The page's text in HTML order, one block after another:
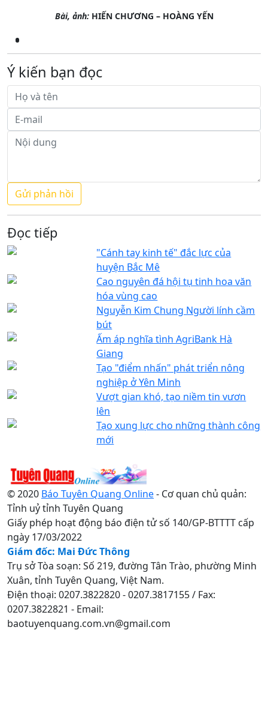
Bài, ảnh:HIẾN CHƯƠNG – HOÀNG YẾN
Ý kiến bạn đọc
Đọc tiếp
"Cánh tay kinh tế" đắc lực của
huyện Bắc Mê
Cao nguyên đá hội tụ tinh hoa văn
hóa vùng cao
Nguyễn Kim Chung Người lính cầm
bút
Ấm áp nghĩa tình AgriBank Hà
Giang
Tạo "điểm nhấn" phát triển nông
nghiệp ở Yên Minh
Vượt gian khó, tạo niềm tin vươn
lên
Tạo xung lực cho những thành công
mới
© 2020 Báo Tuyên Quang Online- Cơ quan chủ quản:
Tỉnh uỷ tỉnh Tuyên Quang
Giấy phép hoạt động báo điện tử số 140/GP-BTTTT cấp
ngày 17/03/2022
Giám đốc: Mai Đức Thông
Trụ sở Tòa soạn: Số 219, đường Tân Trào, phường Minh
Xuân, tỉnh Tuyên Quang, Việt Nam.
Điện thoại: 0207.3822820 - 0207.3817155 / Fax:
0207.3822821 - Email:
baotuyenquang.com.vn@gmail.com